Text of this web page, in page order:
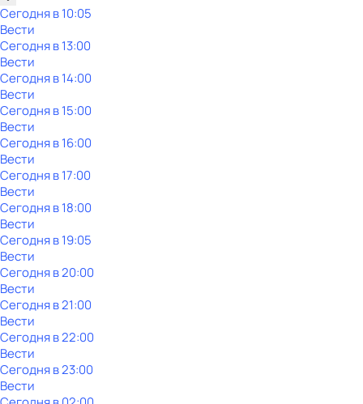
Сегодня в 10:05
Вести
Сегодня в 13:00
Вести
Сегодня в 14:00
Вести
Сегодня в 15:00
Вести
Сегодня в 16:00
Вести
Сегодня в 17:00
Вести
Сегодня в 18:00
Вести
Сегодня в 19:05
Вести
Сегодня в 20:00
Вести
Сегодня в 21:00
Вести
Сегодня в 22:00
Вести
Сегодня в 23:00
Вести